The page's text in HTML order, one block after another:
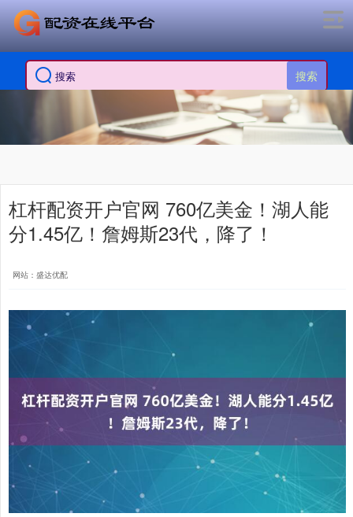
搜索
杠杆配资开户官网 760亿美金！湖人能
分1.45亿！詹姆斯23代，降了！
网站：盛达优配